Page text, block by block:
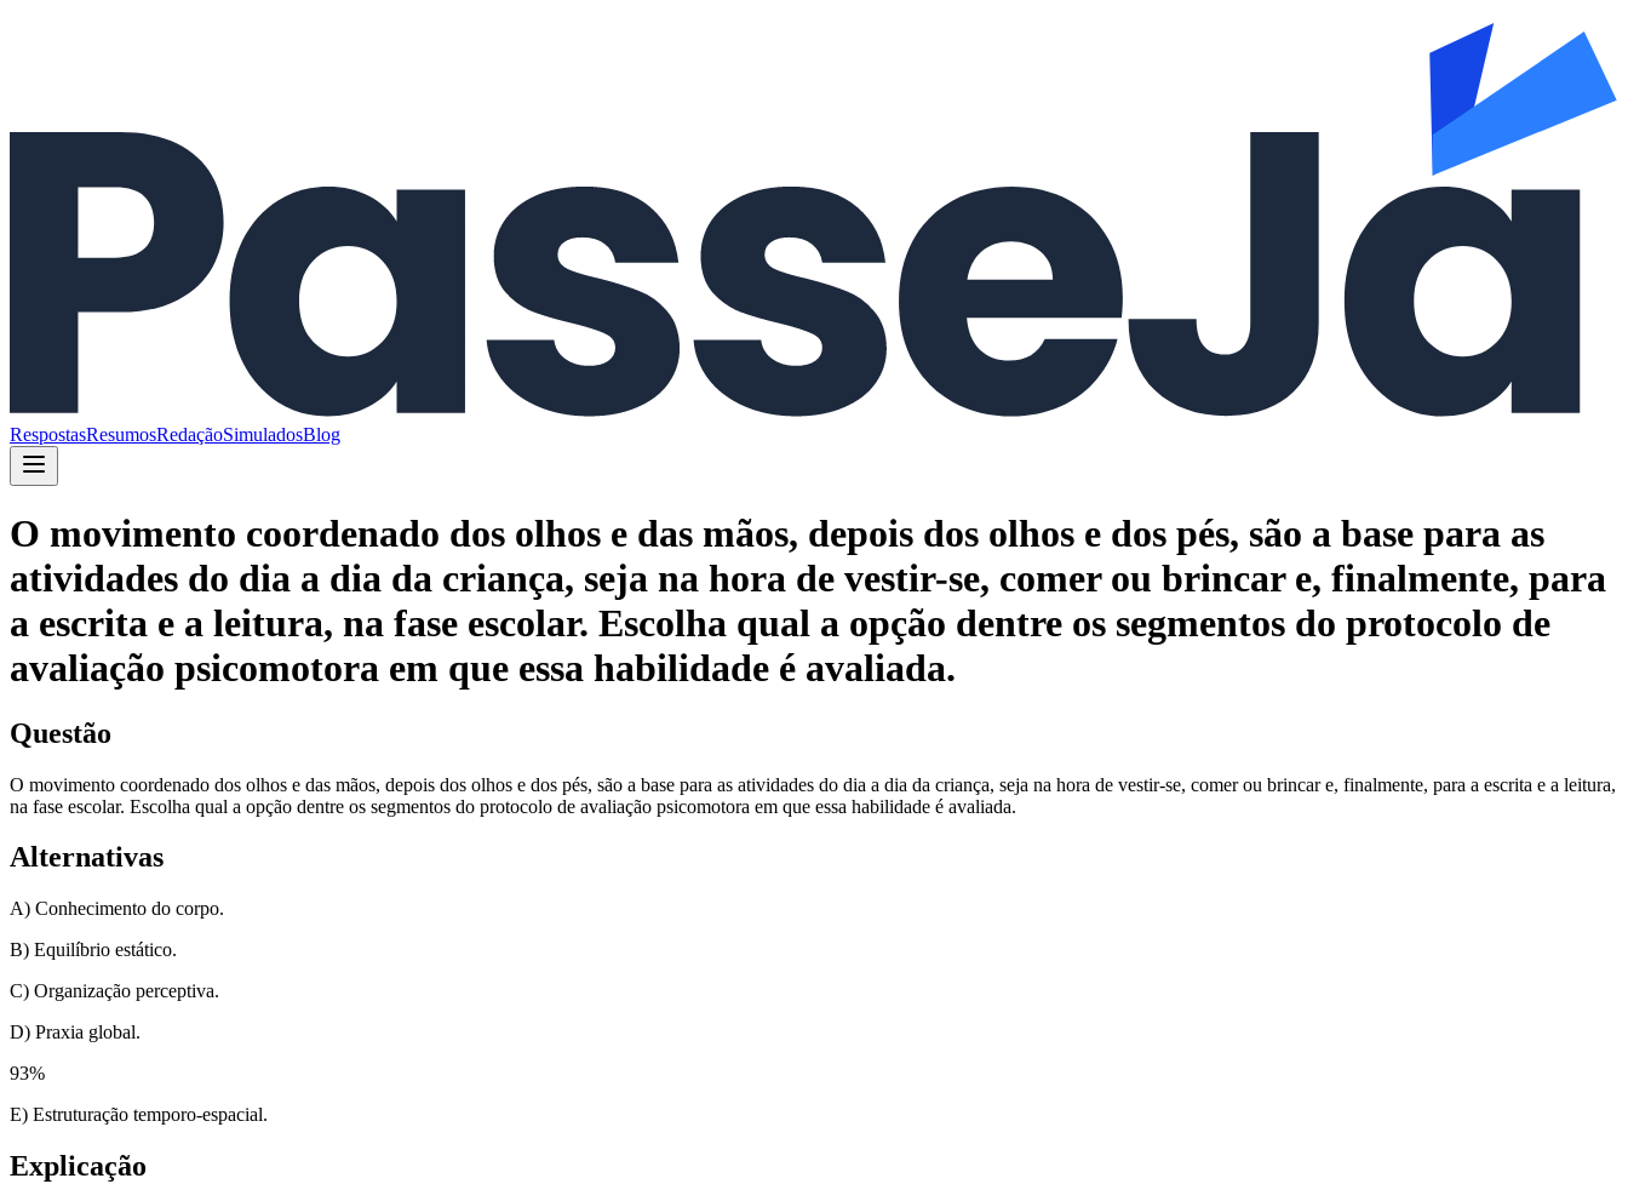
RespostasResumosRedaçãoSimuladosBlog
O movimento coordenado dos olhos e das mãos, depois dos olhos e dos pés, são a base para as
atividades do dia a dia da criança, seja na hora de vestir-se, comer ou brincar e, finalmente, para
a escrita e a leitura, na fase escolar. Escolha qual a opção dentre os segmentos do protocolo de
avaliação psicomotora em que essa habilidade é avaliada.
Questão
O movimento coordenado dos olhos e das mãos, depois dos olhos e dos pés, são a base para as atividades do dia a dia da criança, seja na hora de vestir-se, comer ou brincar e, finalmente, para a escrita e a leitura,
na fase escolar. Escolha qual a opção dentre os segmentos do protocolo de avaliação psicomotora em que essa habilidade é avaliada.
Alternativas
A) Conhecimento do corpo.
B) Equilíbrio estático.
C) Organização perceptiva.
D) Praxia global.
93%
E) Estruturação temporo-espacial.
Explicação